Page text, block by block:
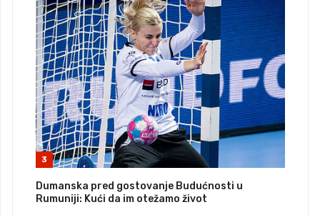
3
Dumanska pred gostovanje Budućnosti u
Rumuniji: Kući da im otežamo život